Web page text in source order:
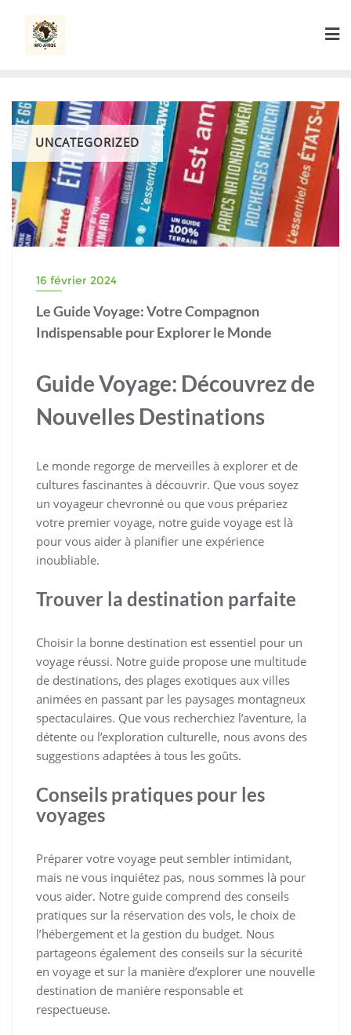
content
UNCATEGORIZED
16 février 2024
Le Guide Voyage: Votre Compagnon
Indispensable pour Explorer le Monde
Guide Voyage: Découvrez de
Nouvelles Destinations
Le monde regorge de merveilles à explorer et de
cultures fascinantes à découvrir. Que vous soyez
un voyageur chevronné ou que vous prépariez
votre premier voyage, notre guide voyage est là
pour vous aider à planifier une expérience
inoubliable.
Trouver la destination parfaite
Choisir la bonne destination est essentiel pour un
voyage réussi. Notre guide propose une multitude
de destinations, des plages exotiques aux villes
animées en passant par les paysages montagneux
spectaculaires. Que vous recherchiez l’aventure, la
détente ou l’exploration culturelle, nous avons des
suggestions adaptées à tous les goûts.
Conseils pratiques pour les
voyages
Préparer votre voyage peut sembler intimidant,
mais ne vous inquiétez pas, nous sommes là pour
vous aider. Notre guide comprend des conseils
pratiques sur la réservation des vols, le choix de
l’hébergement et la gestion du budget. Nous
partageons également des conseils sur la sécurité
en voyage et sur la manière d’explorer une nouvelle
destination de manière responsable et
respectueuse.